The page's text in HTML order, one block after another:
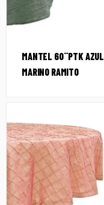
MANTEL 60¨PTK AZUL
MARINO RAMITO